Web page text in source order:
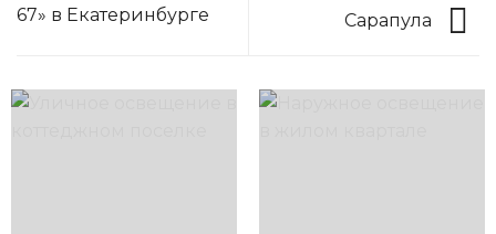
67» в Екатеринбурге
Сарапула